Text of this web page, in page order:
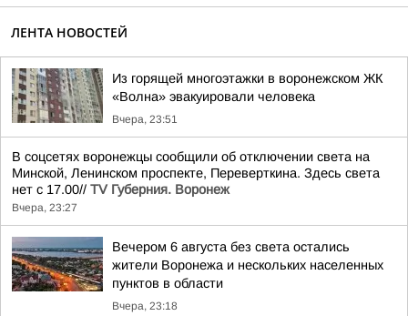
ЛЕНТА НОВОСТЕЙ
Из горящей многоэтажки в воронежском ЖК
«Волна» эвакуировали человека
Вчера, 23:51
В соцсетях воронежцы сообщили об отключении света на
Минской, Ленинском проспекте, Переверткина. Здесь света
нет с 17.00// TV Губерния. Воронеж
Вчера, 23:27
Вечером 6 августа без света остались
жители Воронежа и нескольких населенных
пунктов в области
Вчера, 23:18